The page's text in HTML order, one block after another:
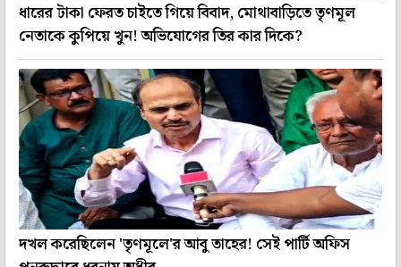
ধারের টাকা ফেরত চাইতে গিয়ে বিবাদ, মোথাবাড়িতে তৃণমূল
নেতাকে কুপিয়ে খুন! অভিযোগের তির কার দিকে?
দখল করেছিলেন 'তৃণমূলে'র আবু তাহের! সেই পার্টি অফিস